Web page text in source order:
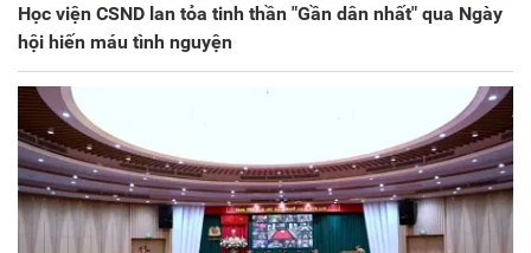
Học viện CSND lan tỏa tinh thần "Gần dân nhất" qua Ngày
hội hiến máu tình nguyện